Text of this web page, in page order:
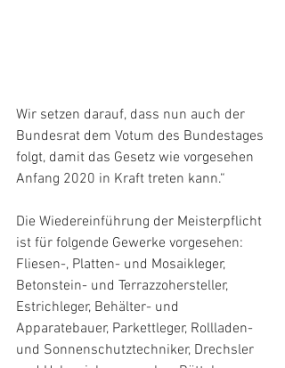
Wir setzen darauf, dass nun auch der
Bundesrat dem Votum des Bundestages
folgt, damit das Gesetz wie vorgesehen
Anfang 2020 in Kraft treten kann.“
Die Wiedereinführung der Meisterpflicht
ist für folgende Gewerke vorgesehen:
Fliesen-, Platten- und Mosaikleger,
Betonstein- und Terrazzohersteller,
Estrichleger, Behälter- und
Apparatebauer, Parkettleger, Rollladen-
und Sonnenschutztechniker, Drechsler